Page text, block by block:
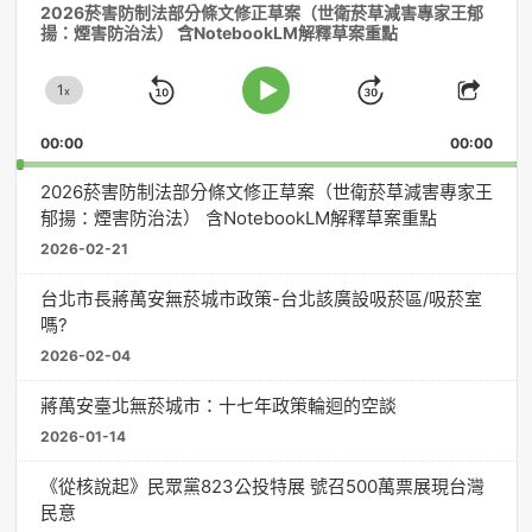
2026菸害防制法部分條文修正草案（世衛菸草減害專家王郁
揚：煙害防治法） 含NotebookLM解釋草案重點
Change
Rate
1x
Skip
Play
Jump
Forward
Share
00:00 00:00
2026菸害防制法部分條文修正草案（世衛菸草減害專家王
郁揚：煙害防治法） 含NotebookLM解釋草案重點
2026-02-21
台北市長蔣萬安無菸城市政策-台北該廣設吸菸區/吸菸室
嗎?
2026-02-04
蔣萬安臺北無菸城市：十七年政策輪迴的空談
2026-01-14
《從核說起》民眾黨823公投特展 號召500萬票展現台灣
民意